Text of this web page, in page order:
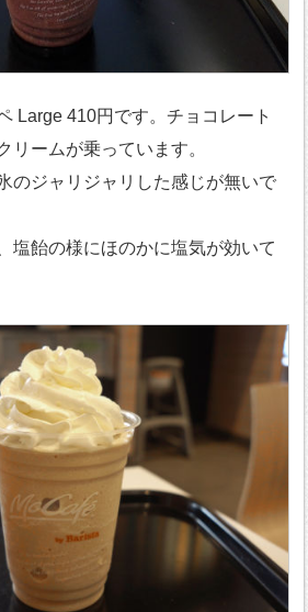
Large 410円です。チョコレート
リームが乗っています。
のジャリジャリした感じが無いで
塩飴の様にほのかに塩気が効いて